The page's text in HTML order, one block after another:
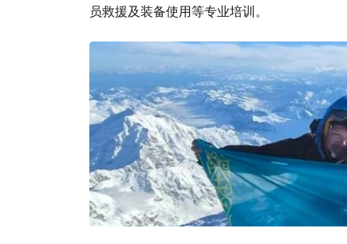
员救援及装备使用等专业培训。